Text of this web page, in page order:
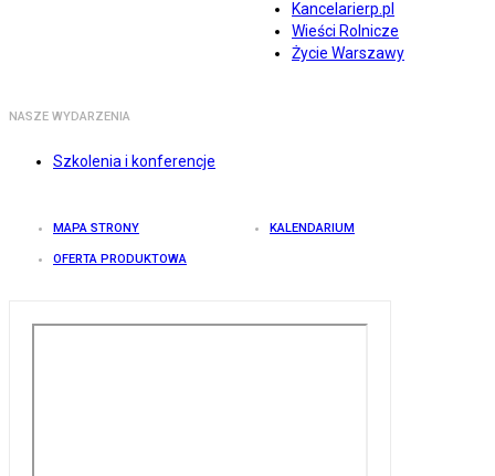
Kancelarierp.pl
Wieści Rolnicze
Życie Warszawy
NASZE WYDARZENIA
Szkolenia i konferencje
MAPA STRONY KALENDARIUM
OFERTA PRODUKTOWA